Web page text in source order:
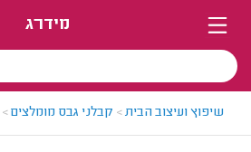
מידרג
שיפוץ ועיצוב הבית> קבלני גבס מומלצים>